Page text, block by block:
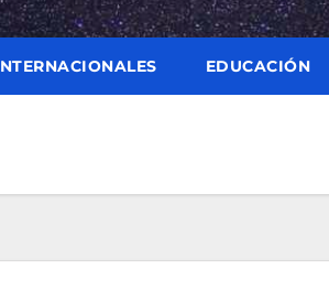
EDUCACIÓN